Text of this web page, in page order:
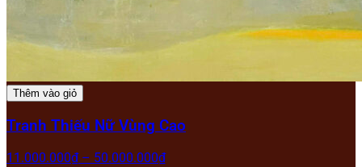
Thêm vào giỏ
Tranh Thiếu Nữ Vùng Cao
11.000.000₫ – 50.000.000₫